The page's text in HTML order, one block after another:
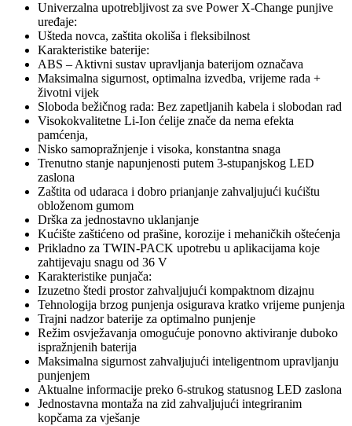
Univerzalna upotrebljivost za sve Power X-Change punjive
uređaje:
Ušteda novca, zaštita okoliša i fleksibilnost
Karakteristike baterije:
ABS – Aktivni sustav upravljanja baterijom označava
Maksimalna sigurnost, optimalna izvedba, vrijeme rada +
životni vijek
Sloboda bežičnog rada: Bez zapetljanih kabela i slobodan rad
Visokokvalitetne Li-Ion ćelije znače da nema efekta
pamćenja,
Nisko samopražnjenje i visoka, konstantna snaga
Trenutno stanje napunjenosti putem 3-stupanjskog LED
zaslona
Zaštita od udaraca i dobro prianjanje zahvaljujući kućištu
obloženom gumom
Drška za jednostavno uklanjanje
Kućište zaštićeno od prašine, korozije i mehaničkih oštećenja
Prikladno za TWIN-PACK upotrebu u aplikacijama koje
zahtijevaju snagu od 36 V
Karakteristike punjača:
Izuzetno štedi prostor zahvaljujući kompaktnom dizajnu
Tehnologija brzog punjenja osigurava kratko vrijeme punjenja
Trajni nadzor baterije za optimalno punjenje
Režim osvježavanja omogućuje ponovno aktiviranje duboko
ispražnjenih baterija
Maksimalna sigurnost zahvaljujući inteligentnom upravljanju
punjenjem
Aktualne informacije preko 6-strukog statusnog LED zaslona
Jednostavna montaža na zid zahvaljujući integriranim
kopčama za vješanje